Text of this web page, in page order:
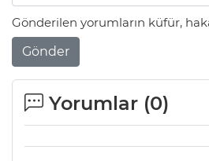
Gönderilen yorumların küfür,
Gönder
Yorumlar (0)